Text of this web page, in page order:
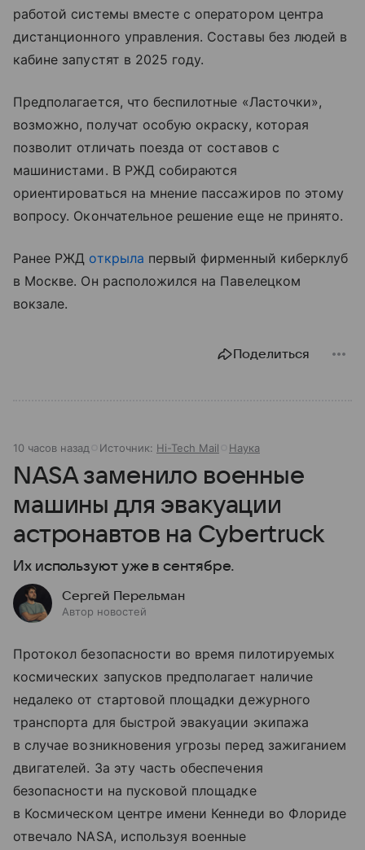
работой системы вместе с оператором центра
дистанционного управления. Составы без людей в
кабине запустят в 2025 году.
Предполагается, что беспилотные «Ласточки»,
возможно, получат особую окраску, которая
позволит отличать поезда от составов с
машинистами. В РЖД собираются
ориентироваться на мнение пассажиров по этому
вопросу. Окончательное решение еще не принято.
Ранее РЖД открыла первый фирменный киберклуб
в Москве. Он расположился на Павелецком
вокзале.
Поделиться
10 часов назад Источник: Hi-Tech Mail Наука
NASA заменило военные
машины для эвакуации
астронавтов на Cybertruck
Их используют уже в сентябре.
Сергей Перельман
Автор новостей
Протокол безопасности во время пилотируемых
космических запусков предполагает наличие
недалеко от стартовой площадки дежурного
транспорта для быстрой эвакуации экипажа
в случае возникновения угрозы перед зажиганием
двигателей. За эту часть обеспечения
безопасности на пусковой площадке
в Космическом центре имени Кеннеди во Флориде
отвечало NASA, используя военные